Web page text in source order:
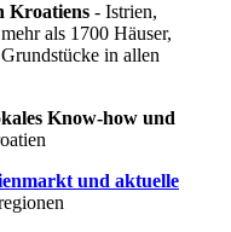
Kroatiens - Istrien,
als 1700 Häuser,
in allen
Know-how und
und aktuelle